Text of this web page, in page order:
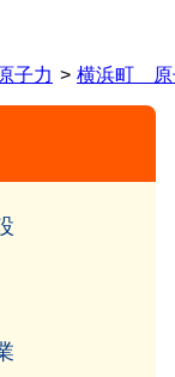
子力 横浜町 原